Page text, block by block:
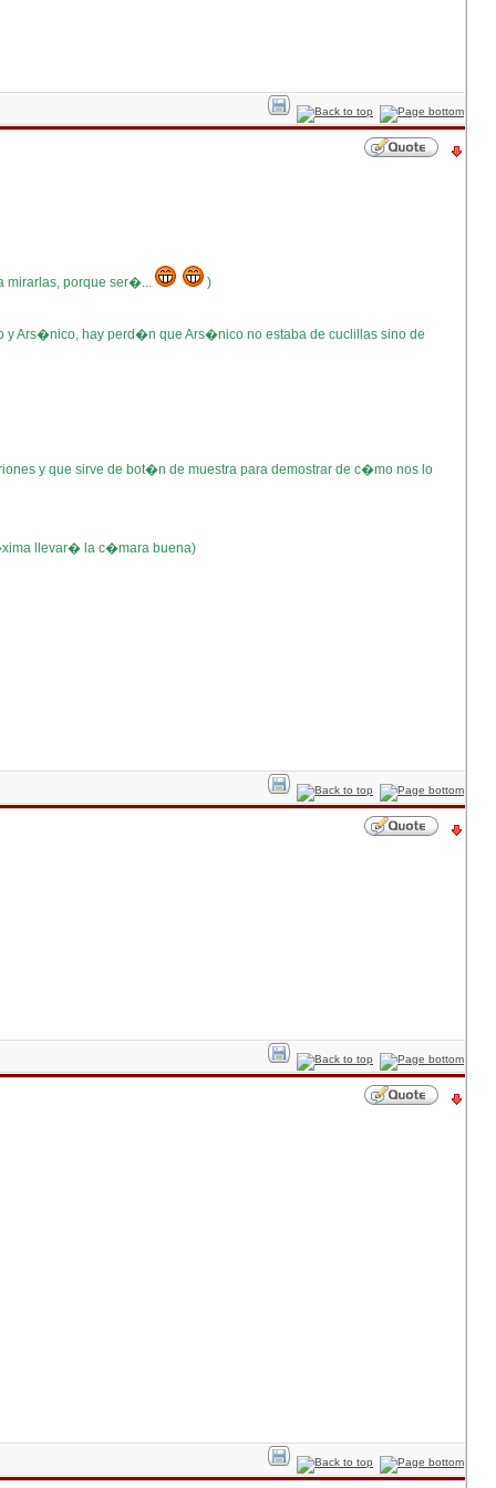
mirarlas, porque ser�... )
y Ars�nico, hay perd�n que Ars�nico no estaba de cuclillas sino de
y que sirve de bot�n de muestra para demostrar de c�mo nos lo
llevar� la c�mara buena)